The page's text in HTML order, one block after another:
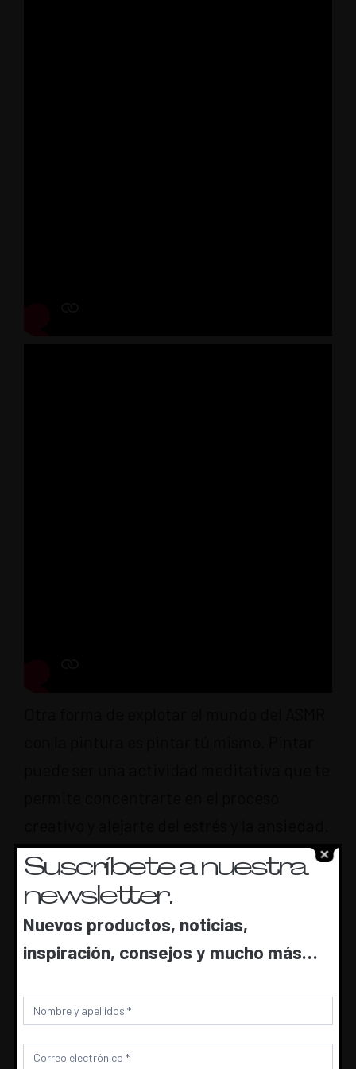
Si nunca has pintado antes, comienza con
un proyecto sencillo y utiliza los pinceles
para experimentar diferentes texturas y
efectos de la pintura. Siéntete libre de
experimentar con diferentes tipos de
pinturas y colores para encontrar lo que
más te relaje.
Suscríbete a nuestra
newsletter.
Nuevos productos, noticias,
inspiración, consejos y mucho más…
Newsletter